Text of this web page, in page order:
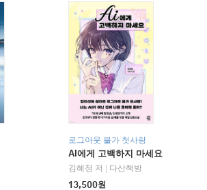
로그아웃 불가 첫사랑
AI에게 고백하지 마세요
김혜정 저
다산책방
13,500원